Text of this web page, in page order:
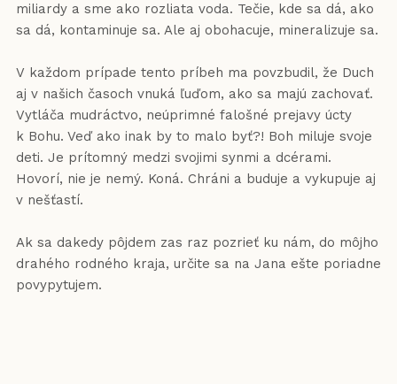
miliardy a sme ako rozliata voda. Tečie, kde sa dá, ako
sa dá, kontaminuje sa. Ale aj obohacuje, mineralizuje sa.
V každom prípade tento príbeh ma povzbudil, že Duch
aj v našich časoch vnuká ľuďom, ako sa majú zachovať.
Vytláča mudráctvo, neúprimné falošné prejavy úcty
k Bohu. Veď ako inak by to malo byť?! Boh miluje svoje
deti. Je prítomný medzi svojimi synmi a dcérami.
Hovorí, nie je nemý. Koná. Chráni a buduje a vykupuje aj
v nešťastí.
Ak sa dakedy pôjdem zas raz pozrieť ku nám, do môjho
drahého rodného kraja, určite sa na Jana ešte poriadne
povypytujem.